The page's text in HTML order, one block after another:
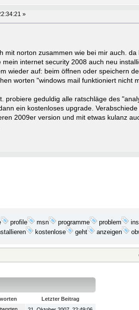
»
mit norton zusammen wie bei mir auch.
internet security 2008 auch neu
wieder auf: beim öffnen oder speichern
worten "windows mail funktioniert nicht
probiere geduldig alle ratschläge des
ein kostenloses upgrade.
2009er version und mit etwas kulanz
profile msn programme problem
kostenlose geht anzeigen
Letzter Beitrag